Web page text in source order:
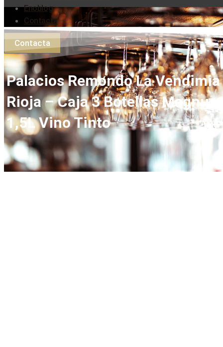
Enoblog
Contacta
Contacta
Palacios Remondo La Vendimia
Rioja – Caja 3 Botellas Magnum
1,5L Vino Tinto